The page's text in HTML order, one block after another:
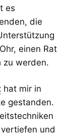
es
die
einen Rat
zu werden.
hat mir in
gestanden.
und